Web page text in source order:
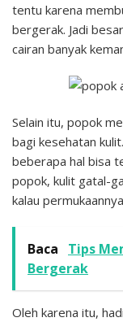
tentu karena
bergerak. Jadi
cairan banyak
Selain itu, popok
bagi kesehatan
beberapa hal bisa
popok, kulit gatal-
kalau
Baca
Tips
Bergerak
Oleh karena itu,